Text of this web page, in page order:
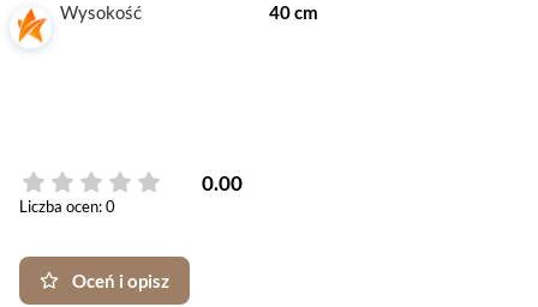
Wysokość 40 cm
0.00
Liczba ocen: 0
Oceń i opisz